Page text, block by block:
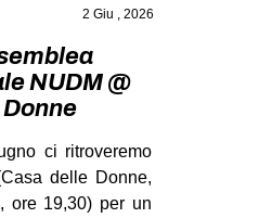
MSM
TSUNAMI
ZAM
2 Giu , 2026
NUDM @
ci ritroveremo
delle Donne,
ore 19,30) per un